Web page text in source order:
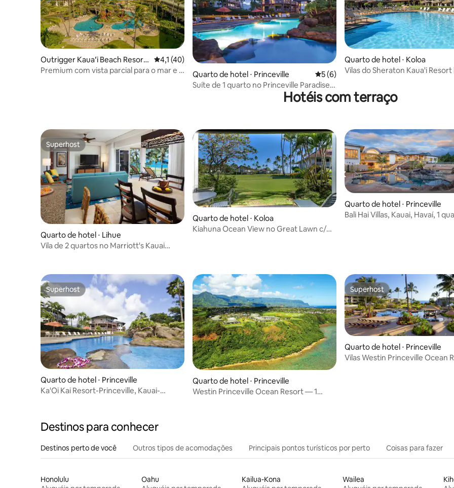
Outrigger Kauaʻi Beach Resort
& Spa
4,1 de uma avaliação média de 5, 40 avaliações
4,1 (40)
Premium com vista parcial para o mar e 1
Quarto de hotel ⋅ Princeville 5 de uma avaliação média de 5, 6
5 (6)
Suíte de 1 quarto no Princeville Paradise
Quarto de hotel ⋅ Koloa
Vilas do Sheraton Kaua'i Resort
Hotéis com terraço
Superhost
Superhost
Quarto de hotel ⋅ Lihue
Vila de 2 quartos no Marriott's Kauai
Quarto de hotel ⋅ Koloa
Kiahuna Ocean View no Great Lawn c/
Quarto de hotel ⋅ Princeville
Bali Hai Villas, Kauai, Havaí, 1
Superhost
Superhost
Quarto de hotel ⋅ Princeville
Ka'Oi Kai Resort-Princeville, Kauai-
Quarto de hotel ⋅ Princeville
Westin Princeville Ocean Resort — 1
Superhost
Superhost
Quarto de hotel ⋅ Princeville
Vilas Westin Princeville Ocean
Destinos para conhecer
Destinos perto de você Outros tipos de acomodações Principais pontos turísticos por perto Coisas para fazer
Honolulu
Oahu
Kailua-Kona
Wailea